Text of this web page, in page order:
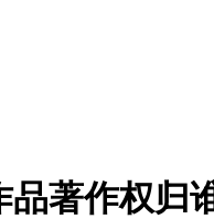
著作权归